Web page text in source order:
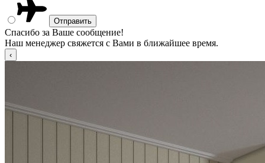
Спасибо за Ваше сообщение!
Наш менеджер свяжется с Вами в ближайшее время.